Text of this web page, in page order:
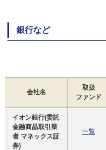
銀行など
会社名
取扱
ファンド
イオン銀行(委託
金融商品取引業
者 マネックス証
券)
一覧